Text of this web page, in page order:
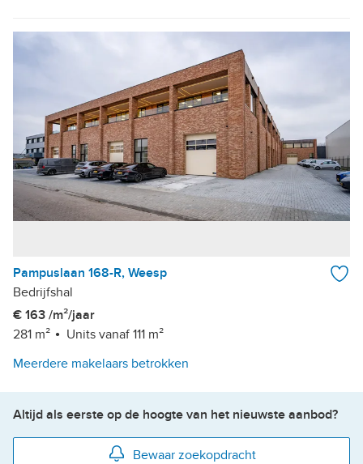
Pampuslaan 168-R, Weesp
Bedrijfshal
€ 163 /m²/jaar
281 m²
Units vanaf 111 m²
Meerdere makelaars betrokken
Altijd als eerste op de hoogte van het nieuwste aanbod?
Bewaar zoekopdracht